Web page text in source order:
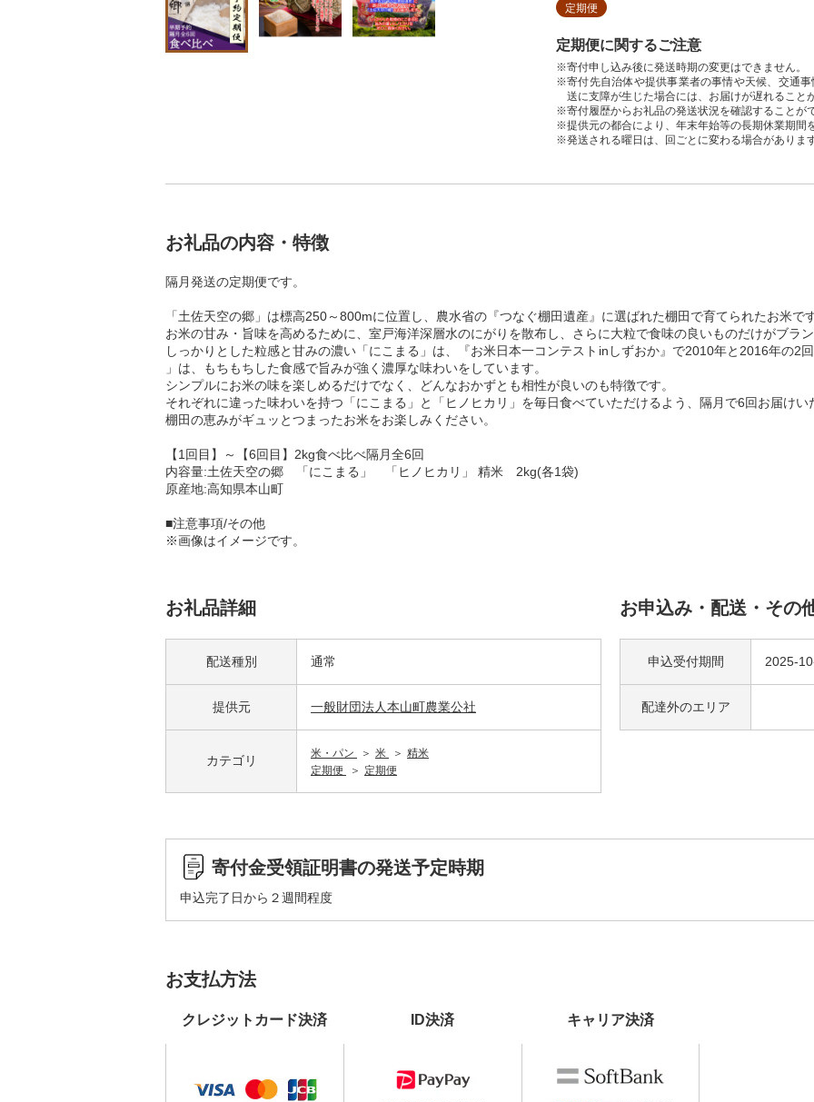
定期便
定期便に関するご注意
※寄付申し込み後に発送時期の変更はできません。
※寄付先自治体や提供事業者の事情や天候、交通
送に支障が生じた場合には、お届けが遅れること
※寄付履歴からお礼品の発送状況を確認することが
※提供元の都合により、年末年始等の長期休業期間
※発送される曜日は、回ごとに変わる場合がありま
お礼品の内容・特徴
隔月発送の定期便です。
「土佐天空の郷」は標高250～800mに位置し、農水省の『つなぐ棚田遺産』に選ばれた棚田で育てられたお米で
お米の甘み・旨味を高めるために、室戸海洋深層水のにがりを散布し、さらに大粒で食味の良いものだけがブラ
しっかりとした粒感と甘みの濃い「にこまる」は、『お米日本一コンテストinしずおか』で2010年と2016年の2
」は、もちもちした食感で旨みが強く濃厚な味わいをしています。
シンプルにお米の味を楽しめるだけでなく、どんなおかずとも相性が良いのも特徴です。
それぞれに違った味わいを持つ「にこまる」と「ヒノヒカリ」を毎日食べていただけるよう、隔月で6回お届けい
棚田の恵みがギュッとつまったお米をお楽しみください。
【1回目】～【6回目】2kg食べ比べ隔月全6回
内容量:土佐天空の郷 「にこまる」 「ヒノヒカリ」 精米 2kg(各1袋)
原産地:高知県本山町
■注意事項/その他
※画像はイメージです。
お礼品詳細
配送種別 通常
提供元 一般財団法人本山町農業公社
カテゴリ 米・パン 米
精米
定期便
定期便
お申込み・配送・その
申込受付期間 2025-
配達外のエリア
寄付金受領証明書の発送予定時期
申込完了日から２週間程度
お支払方法
クレジットカード決済 ID決済 キャリア決済